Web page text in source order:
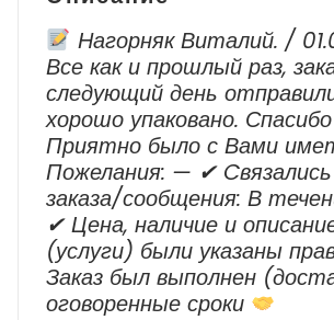
Нагорняк Виталий. /
Все как и прошлый раз,
следующий день
хорошо упаковано.
Приятно было с Вами
Пожелания: — ✔
заказа/сообщения: В
✔ Цена, наличие и
(услуги) были указаны
Заказ был выполнен
оговоренные сроки